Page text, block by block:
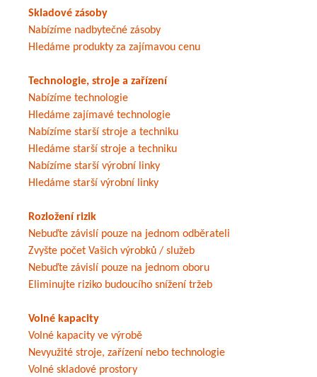
Skladové zásoby
Nabízíme nadbytečné zásoby
Hledáme produkty za zajímavou cenu
Technologie, stroje a zařízení
Nabízíme technologie
Hledáme zajímavé technologie
Nabízíme starší stroje a techniku
Hledáme starší stroje a techniku
Nabízíme starší výrobní linky
Hledáme starší výrobní linky
Rozložení rizik
Nebuďte závislí pouze na jednom odběrateli
Zvyšte počet Vašich výrobků / služeb
Nebuďte závislí pouze na jednom oboru
Eliminujte riziko budoucího snížení tržeb
Volné kapacity
Volné kapacity ve výrobě
Nevyužité stroje, zařízení nebo technologie
Volné skladové prostory